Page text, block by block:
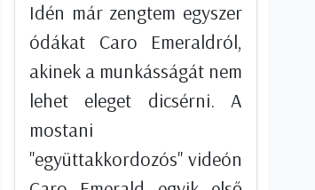
Idén már zengtem egyszer
ódákat Caro Emeraldról,
akinek a munkásságát nem
lehet eleget dicsérni. A
mostani
"együttakkordozós" videón